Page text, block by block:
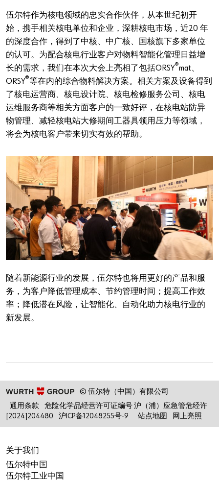
伍尔特作为核电领域的忠实合作伙伴，从本世纪初开
始，携手相关核电单位和企业，深耕核电市场，近20 年
的深度合作，得到了中核、中广核、国核旗下多家单位
的认可。为配合核电行业客户对物料智能化管理日益增
长的需求，我们在本次大会上亮相了包括ORSY®mat、
ORSY®等在内的综合物料解决方案。相关方案及设备得到
了核电运营商、核电设计院、核电检修服务公司、核电
运维服务商等相关方面客户的一致好评，在核电站防异
物管理、减轻核电站大修期间工器具领用压力等领域，
将会为核电客户带来切实有效的帮助。
随着新能源行业的发展，伍尔特也将用更好的产品和服
务，为客户降低管理成本、节约管理时间；提高工作效
率；降低潜在风险，让智能化、自动化助力核电行业的
新发展。
© 伍尔特（中国）有限公司
通用条款
危险化学品经营许可证编号 沪（浦）应急管危经许
[2024]204480
沪ICP备12048255号-9 站点地图 网上亮照
关于我们
伍尔特中国
伍尔特工业中国